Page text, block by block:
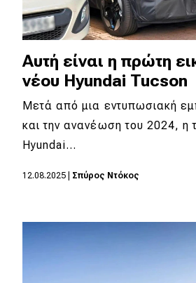
Αυτή είναι η πρώτη
νέου Hyundai Tucson
Μετά από μια εντυπωσιακή
και την ανανέωση του 2024, η
Hyundai…
12.08.2025 Σπύρος Ντόκος